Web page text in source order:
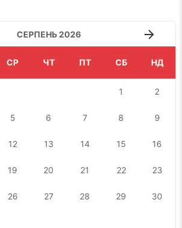
СЕРПЕНЬ 2026
СР ЧТ ПТ СБ НД
1 2
5 6 7 8 9
12 13 14 15 16
19 20 21 22 23
26 27 28 29 30